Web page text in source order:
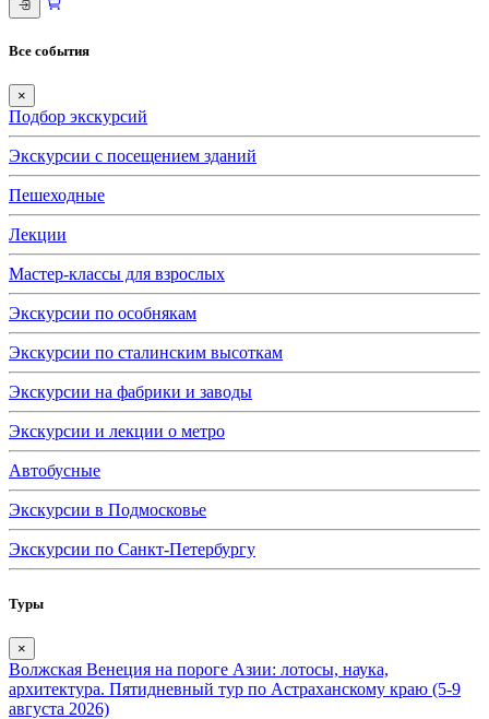
Все события
×
Подбор экскурсий
Экскурсии с посещением зданий
Пешеходные
Лекции
Мастер-классы для взрослых
Экскурсии по особнякам
Экскурсии по сталинским высоткам
Экскурсии на фабрики и заводы
Экскурсии и лекции о метро
Автобусные
Экскурсии в Подмосковье
Экскурсии по Санкт-Петербургу
Туры
×
Волжская Венеция на пороге Азии: лотосы, наука,
архитектура. Пятидневный тур по Астраханскому краю (5-9
августа 2026)